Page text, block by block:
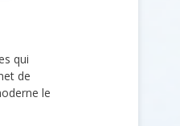
qui
de
le